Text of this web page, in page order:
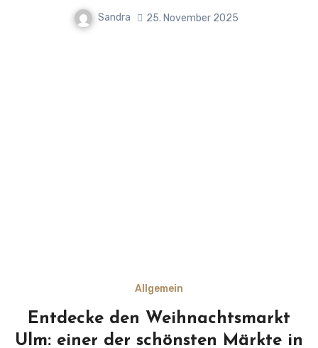
Sandra 25. November 2025
Allgemein
Entdecke den Weihnachtsmarkt
Ulm: einer der schönsten Märkte in